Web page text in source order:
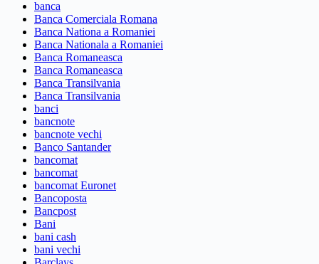
banca
Banca Comerciala Romana
Banca Nationa a Romaniei
Banca Nationala a Romaniei
Banca Romaneasca
Banca Romaneasca
Banca Transilvania
Banca Transilvania
banci
bancnote
bancnote vechi
Banco Santander
bancomat
bancomat
bancomat Euronet
Bancoposta
Bancpost
Bani
bani cash
bani vechi